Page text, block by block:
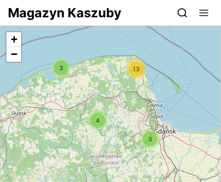
Przejdź do serwisu magazynkaszuby.pl
Magazyn Kaszuby
3
4
13
3
+
−